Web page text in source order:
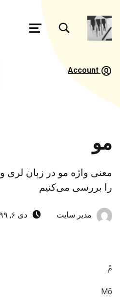
لغت
گویش
مئیوند
تغییر وضعیت جعبه مودال فرم جستجو
منو
Account
مو
معنی واژه مو در زبان لری
را بررسی می‌کنیم
نوشته‌شده توسط:
مدیر سایت دی ۶, ۱۳۹۹
مُ
Mō